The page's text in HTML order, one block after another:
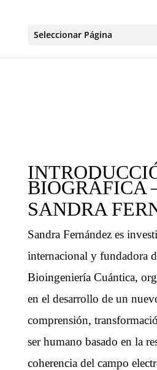
Seleccionar Página
BIOGRÁFICA
SANDRA
Sandra Fernández es
internacional y fundadora
Bioingeniería Cuántica,
en el desarrollo de un
comprensión,
ser humano basado en la
coherencia del campo